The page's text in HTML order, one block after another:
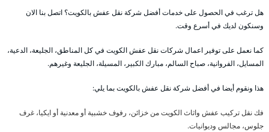
هل ترغب في الحصول على خدمات أفضل شركة نقل عفش بالكويت؟ اتصل بنا الان
وسنكون لديك في أسرع وقت.
كما نعمل على توفير اعمال شركات نقل عفش الكويت في كل المناطق، الجليعة، الدعية،
المسايل، الفروانية، صباح السالم، مبارك الكبير، المسيلة، الجليعة وغيرهم.
هذا ونقوم أيضا في أفضل شركة نقل عفش بالكويت بما يلي:
فك نقل تركيب عفش واثاث الكويت من خزائن، رفوف خشبية أو معدنية أو ايكيا، غرف
جلوس، مجالس وديوانيات.